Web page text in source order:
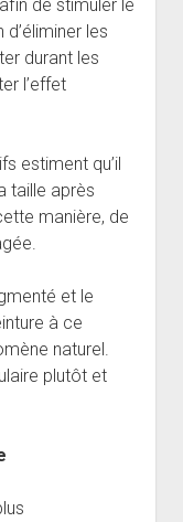
de stimuler le
les
durant les
l’effet
estiment qu’il
taille après
manière, de
et le
à ce
naturel.
plutôt et